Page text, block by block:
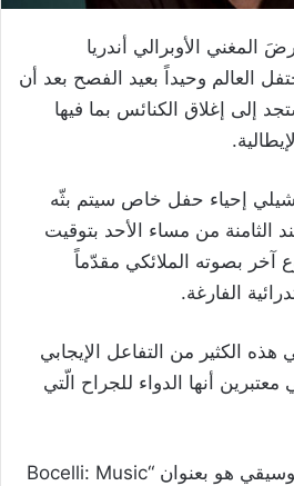
المغني الأوبرالي أندريا
أن يحتفل العالم وحيداً بعيد الفصح بعد أن
إلى إغلاق الكنائس بما فيها
إحياء حفل خاص سيتم بثّه
الثامنة من مساء الأحد بتوقيت
آخر بصوته الملائكي مقدّماً
الفارغة.
الكثير من التفاعل الإيجابي
أنها الدواء للجراح الّتي
ويُشار إلى أنّ الحفل الموسيقي هو بعنوان “Bocelli: Music